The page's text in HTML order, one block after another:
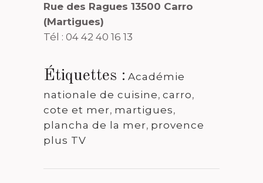
Rue des Ragues 13500 Carro
(Martigues)
Tél : 04 42 40 16 13
Étiquettes : Académie
nationale de cuisine, carro,
cote et mer, martigues,
plancha de la mer, provence
plus TV